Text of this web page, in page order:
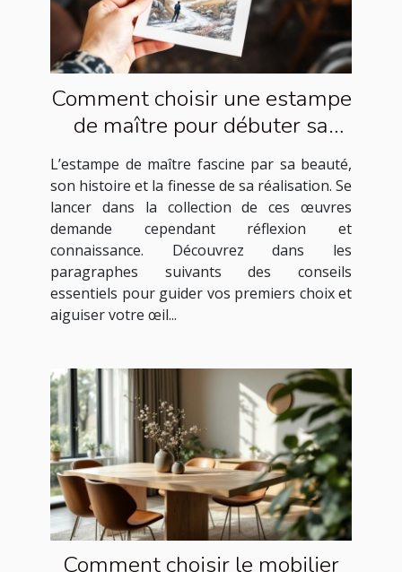
Comment choisir une estampe
de maître pour débuter sa
collection ?
L’estampe de maître fascine par sa beauté,
son histoire et la finesse de sa réalisation. Se
lancer dans la collection de ces œuvres
demande cependant réflexion et
connaissance. Découvrez dans les
paragraphes suivants des conseils
essentiels pour guider vos premiers choix et
aiguiser votre œil...
Comment choisir le mobilier